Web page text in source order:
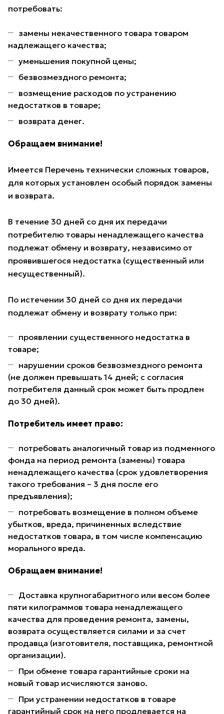
потребовать:
замены некачественного товара товаром
надлежащего качества;
уменьшения покупной цены;
безвозмездного ремонта;
возмещение расходов по устранению
недостатков в товаре;
возврата денег.
Обращаем внимание!
Имеется Перечень технически сложных товаров,
для которых установлен особый порядок замены
и возврата.
В течение 30 дней со дня их передачи
потребителю товары ненадлежащего качества
подлежат обмену и возврату, независимо от
проявившегося недостатка (существенный или
несущественный).
По истечении 30 дней со дня их передачи
подлежат обмену и возврату только при:
проявлении существенного недостатка в
товаре;
нарушении сроков безвозмездного ремонта
(не должен превышать 14 дней; с согласия
потребителя данный срок может быть продлен
до 30 дней).
Потребитель имеет право:
потребовать аналогичный товар из подменного
фонда на период ремонта (замены) товара
ненадлежащего качества (срок удовлетворения
такого требования – 3 дня после его
предъявления);
потребовать возмещение в полном объеме
убытков, вреда, причиненных вследствие
недостатков товара, в том числе компенсацию
морального вреда.
Обращаем внимание!
Доставка крупногабаритного или весом более
пяти килограммов товара ненадлежащего
качества для проведения ремонта, замены,
возврата осуществляется силами и за счет
продавца (изготовителя, поставщика, ремонтной
организации).
При обмене товара гарантийные сроки на
новый товар исчисляются заново.
При устранении недостатков в товаре
гарантийный срок на него продлевается на